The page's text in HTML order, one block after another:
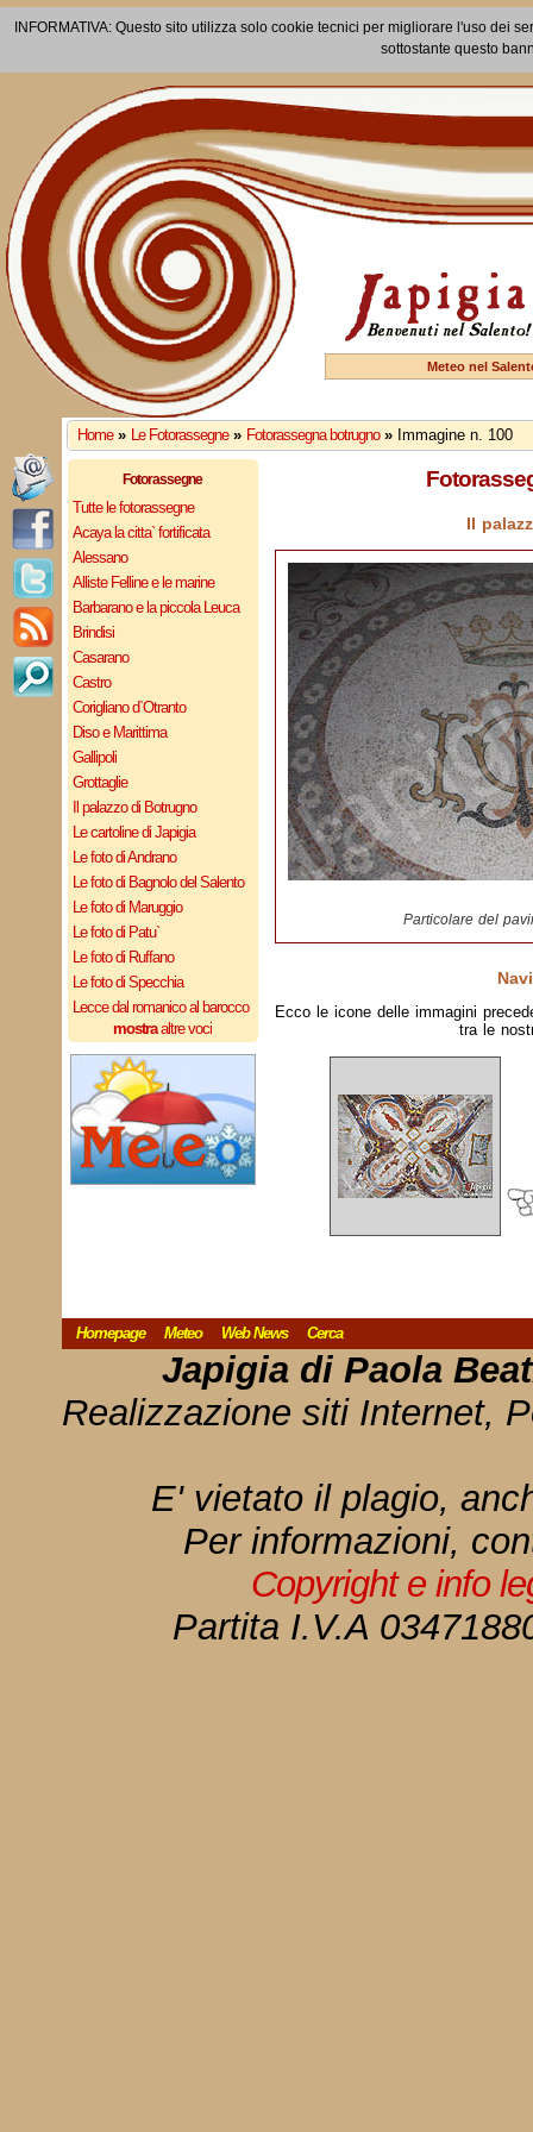
INFORMATIVA: Questo sito utilizza solo cookie tecnici per migliorare l'uso dei
sottostante questo
Meteo nel
Home » Le Fotorassegne » Fotorassegna botrugno » Immagine n. 100
Fotorassegne
Tutte le fotorassegne
Acaya la citta` fortificata
Alessano
Alliste Felline e le marine
Barbarano e la piccola Leuca
Brindisi
Casarano
Castro
Corigliano d`Otranto
Diso e Marittima
Gallipoli
Grottaglie
Il palazzo di Botrugno
Le cartoline di Japigia
Le foto di Andrano
Le foto di Bagnolo del Salento
Le foto di Maruggio
Le foto di Patu`
Le foto di Ruffano
Le foto di Specchia
Lecce dal romanico al barocco
mostraaltre voci
Il
Particolare del
Ecco le icone delle immagini
tra le
Homepage Meteo Web News Cerca
Japigia di Paola
Realizzazione siti Internet,
E' vietato il plagio,
Per informazioni,
Copyright e info
Partita I.V.A